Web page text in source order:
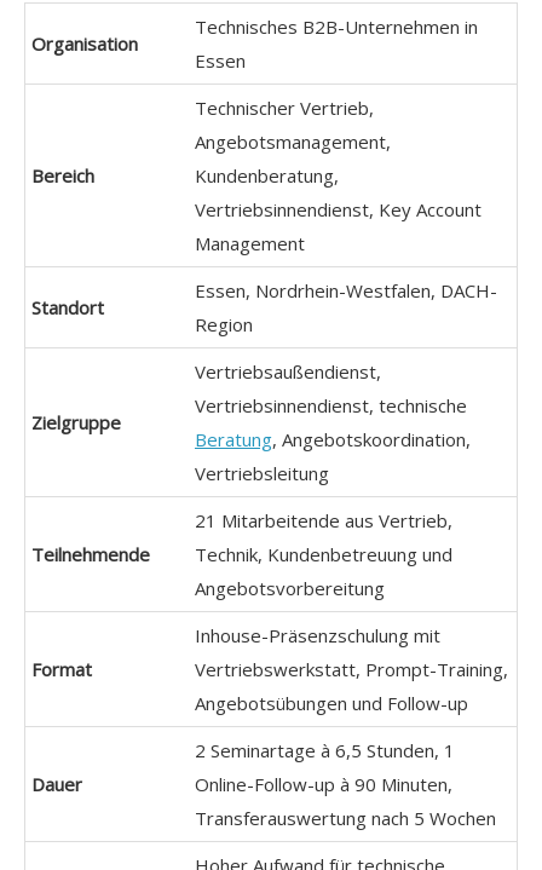
Organisation
Technisches B2B-Unternehmen in
Essen
Bereich
Technischer Vertrieb,
Angebotsmanagement,
Kundenberatung,
Vertriebsinnendienst, Key Account
Management
Standort
Essen, Nordrhein-Westfalen, DACH-
Region
Zielgruppe
Vertriebsaußendienst,
Vertriebsinnendienst, technische
Beratung, Angebotskoordination,
Vertriebsleitung
Teilnehmende
21 Mitarbeitende aus Vertrieb,
Technik, Kundenbetreuung und
Angebotsvorbereitung
Format
Inhouse-Präsenzschulung mit
Vertriebswerkstatt, Prompt-Training,
Angebotsübungen und Follow-up
Dauer
2 Seminartage à 6,5 Stunden, 1
Online-Follow-up à 90 Minuten,
Transferauswertung nach 5 Wochen
Hoher Aufwand für technische